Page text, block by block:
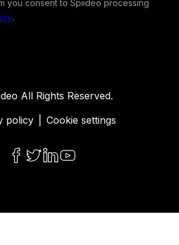
All Rights Reserved.
policy
Cookie settings